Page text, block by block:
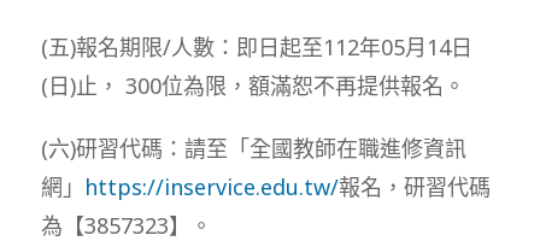
(五)報名期限/人數：即日起至112年05月14日
(日)止， 300位為限，額滿恕不再提供報名。
(六)研習代碼：請至「全國教師在職進修資訊
網」 https://inservice.edu.tw/報名，研習代碼
為【3857323】。